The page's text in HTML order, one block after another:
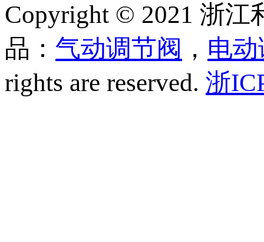
Copyright © 2021 浙
品： 气动调节阀 ， 电
rights are reserved. 浙